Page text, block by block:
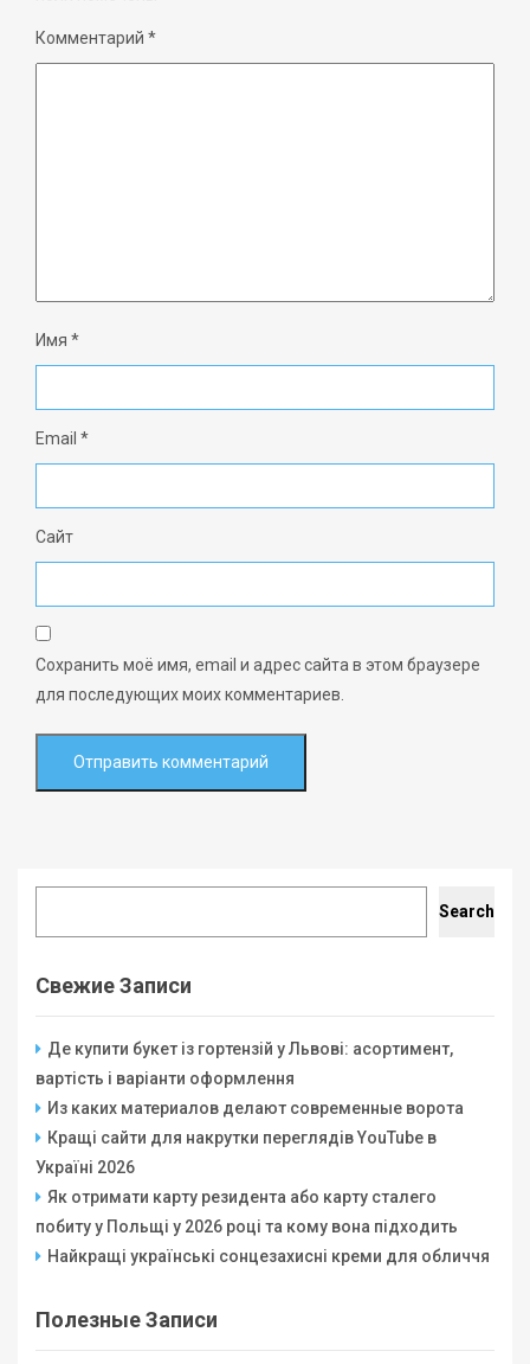
Комментарий *
Имя *
Email *
Сайт
Сохранить моё имя, email и адрес сайта в этом браузере
для последующих моих комментариев.
Search
Свежие Записи
Де купити букет із гортензій у Львові: асортимент,
вартість і варіанти оформлення
Из каких материалов делают современные ворота
Кращі сайти для накрутки переглядів YouTube в
Україні 2026
Як отримати карту резидента або карту сталего
побиту у Польщі у 2026 році та кому вона підходить
Найкращі українські сонцезахисні креми для обличчя
Полезные Записи